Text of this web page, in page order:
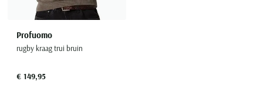
Profuomo
rugby kraag trui bruin
€ 149,95